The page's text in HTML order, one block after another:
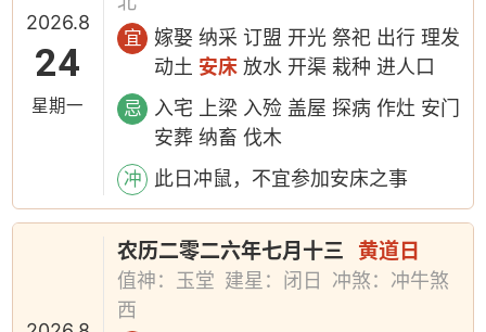
2026.8
24
星期一
宜
嫁娶 纳采 订盟 开光 祭祀 出行 理发
动土 安床 放水 开渠 栽种 进人口
忌
入宅 上梁 入殓 盖屋 探病 作灶 安门
安葬 纳畜 伐木
冲 此日冲鼠，不宜参加安床之事
农历二零二六年七月十三 黄道日
值神：玉堂 建星：闭日
冲煞：冲牛煞
西